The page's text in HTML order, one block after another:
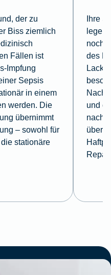
der zu
Biss ziem­lich
Fällen ist
Impfung
Sepsis
in einem
wer­den. Die
übernimmt
– sowohl für
stationäre
Ihre
legen
noch
des
und